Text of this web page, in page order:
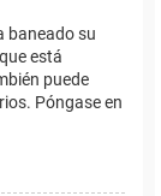
baneado su
está
puede
Póngase en